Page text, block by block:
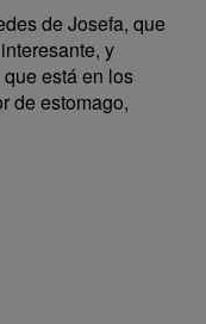
de Josefa, que
y
está en los
de estomago,